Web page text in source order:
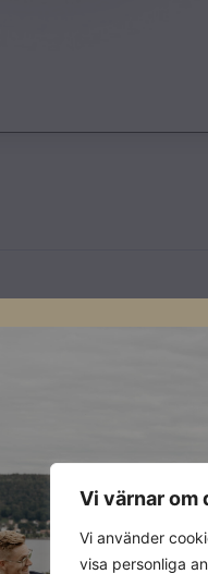
Vi värnar
Vi använder
visa personliga